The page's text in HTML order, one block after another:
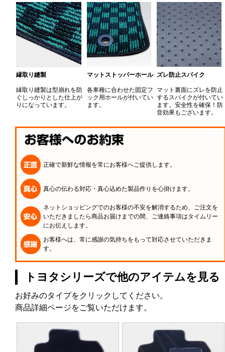
縁取り縫製
縁取り縫製は型崩れを防
ぐしっかりとした仕上が
りになっています。
マットストッパーホール
各車種に合わせた固定フ
ック用ホールが付いてい
ます。
ズレ防止スパイク
マット裏面にズレを防止
するスパイクが付いてい
ます。安全性を確保！防
音効果もございます。
正確で新鮮な情報を常にお客様へご提供します。
真心の伝わる対応・真心込めた製品作りを心掛けます。
ネットショッピングでのお客様の不安を解消するため、ご注文を
いただきましたら商品お届けまでの間、ご連絡事項はタイムリー
にお伝えします。
お客様へは、常に感謝の気持ちをもって対応させていただきま
す。
トヨタシリーズで他のアイテムを見る
お好みのタイプをクリックしてください。
商品詳細ページをご覧いただけます。